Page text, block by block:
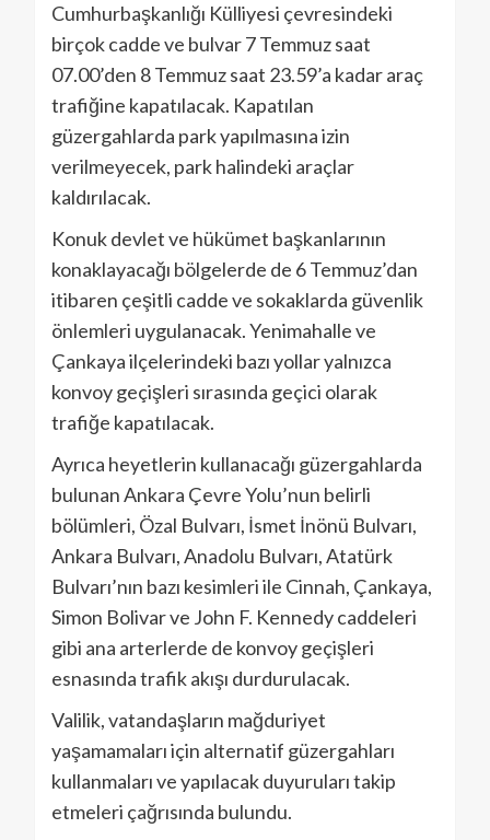
Cumhurbaşkanlığı Külliyesi çevresindeki
birçok cadde ve bulvar 7 Temmuz saat
07.00’den 8 Temmuz saat 23.59’a kadar araç
trafiğine kapatılacak. Kapatılan
güzergahlarda park yapılmasına izin
verilmeyecek, park halindeki araçlar
kaldırılacak.
Konuk devlet ve hükümet başkanlarının
konaklayacağı bölgelerde de 6 Temmuz’dan
itibaren çeşitli cadde ve sokaklarda güvenlik
önlemleri uygulanacak. Yenimahalle ve
Çankaya ilçelerindeki bazı yollar yalnızca
konvoy geçişleri sırasında geçici olarak
trafiğe kapatılacak.
Ayrıca heyetlerin kullanacağı güzergahlarda
bulunan Ankara Çevre Yolu’nun belirli
bölümleri, Özal Bulvarı, İsmet İnönü Bulvarı,
Ankara Bulvarı, Anadolu Bulvarı, Atatürk
Bulvarı’nın bazı kesimleri ile Cinnah, Çankaya,
Simon Bolivar ve John F. Kennedy caddeleri
gibi ana arterlerde de konvoy geçişleri
esnasında trafik akışı durdurulacak.
Valilik, vatandaşların mağduriyet
yaşamamaları için alternatif güzergahları
kullanmaları ve yapılacak duyuruları takip
etmeleri çağrısında bulundu.